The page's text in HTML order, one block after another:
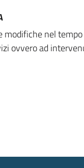
modifiche nel
ovvero ad